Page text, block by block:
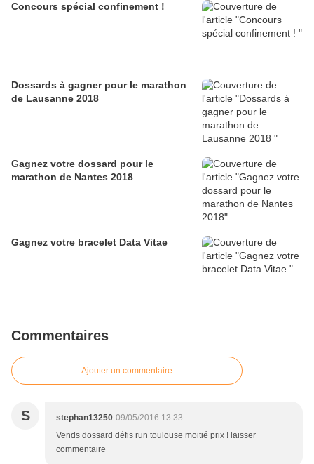
Concours spécial confinement !
Dossards à gagner pour le marathon
de Lausanne 2018
Gagnez votre dossard pour le
marathon de Nantes 2018
Gagnez votre bracelet Data Vitae
Commentaires
Ajouter un commentaire
S stephan13250 09/05/2016 13:33
Vends dossard défis run toulouse moitié prix ! laisser
commentaire